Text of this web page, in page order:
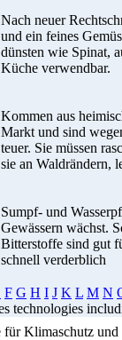
Nach neuer
und ein feines
dünsten wie Spinat,
Küche verwendbar.
Kommen aus
Markt und sind
teuer. Sie müssen
sie an Waldrändern,
Sumpf- und
Gewässern wächst.
Bitterstoffe sind gut
schnell verderblich
F G H I J K L M N
technologies
Klimaschutz